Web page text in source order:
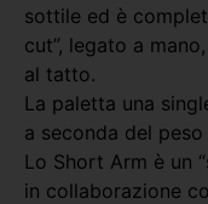
sottile ed è
cut”, legato a
al tatto.
La paletta una
a seconda del peso
Lo Short Arm è un
in collaborazione